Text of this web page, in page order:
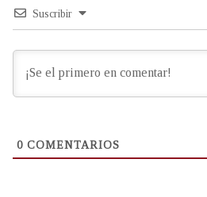
Suscribir
0 COMENTARIOS